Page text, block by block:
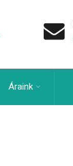
Áraink